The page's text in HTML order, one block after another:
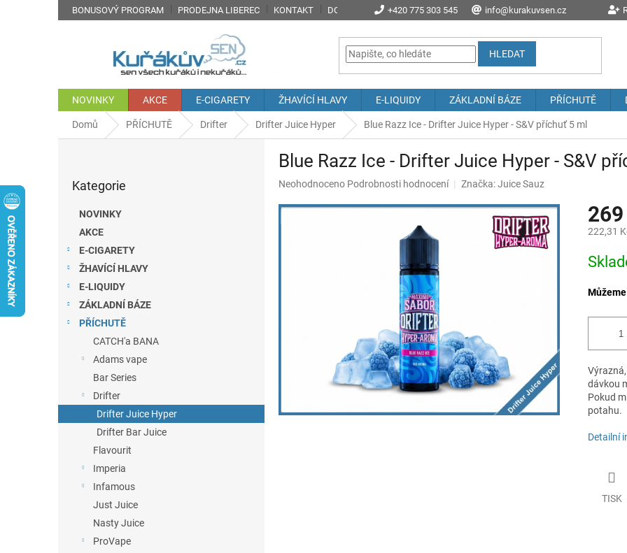
+420 775 303 545 info@kurakuvsen.cz
BONUSOVÝ PROGRAM PRODEJNA LIBEREC KONTAKT DOPRAVA A POŠTOVNÉ PROČ NAKOUPIT U NÁS? JAK NAKUPOVAT
HLEDAT
NOVINKY AKCE E-CIGARETY ŽHAVÍCÍ HLAVY E-LIQUIDY ZÁKLADNÍ BÁZE PŘÍCHUTĚ
Domů PŘÍCHUTĚ Drifter Drifter Juice Hyper Blue Razz Ice - Drifter Juice Hyper - S&V příchuť 5 ml
kategorie
Kategorie
NOVINKY
AKCE
E-CIGARETY
ŽHAVÍCÍ HLAVY
E-LIQUIDY
ZÁKLADNÍ BÁZE
PŘÍCHUTĚ
CATCH'a BANA
Adams vape
Bar Series
Drifter
Drifter Juice Hyper
Drifter Bar Juice
Flavourit
Imperia
Infamous
Just Juice
Nasty Juice
ProVape
Blue Razz Ice - Drifter Juice Hyper - S&V
Průměrné
produktu
je
Neohodnoceno Podrobnosti hodnocení Značka:Juice Sauz
222,31
cena:
dávkou
Pokud
potahu.
Detailní
TISK